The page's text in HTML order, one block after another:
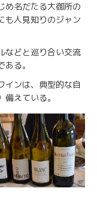
め名だたる大御所の
も人見知りのジャン
などと巡り合い交流
る。
インは、典型的な自
えている。